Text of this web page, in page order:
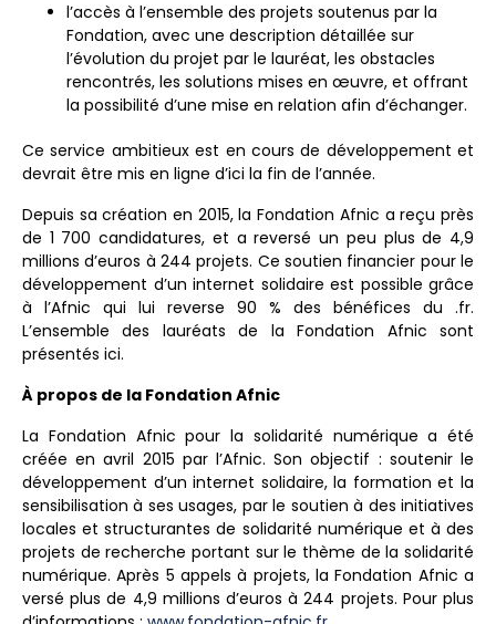
l’accès à l’ensemble des projets soutenus par la
Fondation, avec une description détaillée sur
l’évolution du projet par le lauréat, les obstacles
rencontrés, les solutions mises en œuvre, et offrant
la possibilité d’une mise en relation afin d’échanger.
Ce service ambitieux est en cours de développement et
devrait être mis en ligne d’ici la fin de l’année.
Depuis sa création en 2015, la Fondation Afnic a reçu près
de 1 700 candidatures, et a reversé un peu plus de 4,9
millions d’euros à 244 projets. Ce soutien financier pour le
développement d’un internet solidaire est possible grâce
à l’Afnic qui lui reverse 90 % des bénéfices du .fr.
L’ensemble des lauréats de la Fondation Afnic sont
présentés ici.
À propos de la Fondation Afnic
La Fondation Afnic pour la solidarité numérique a été
créée en avril 2015 par l’Afnic. Son objectif : soutenir le
développement d’un internet solidaire, la formation et la
sensibilisation à ses usages, par le soutien à des initiatives
locales et structurantes de solidarité numérique et à des
projets de recherche portant sur le thème de la solidarité
numérique. Après 5 appels à projets, la Fondation Afnic a
versé plus de 4,9 millions d’euros à 244 projets. Pour plus